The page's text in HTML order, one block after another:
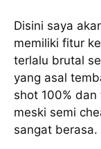
Disini saya
memiliki fitur
terlalu brutal
yang asal
shot 100%
meski semi
sangat berasa.